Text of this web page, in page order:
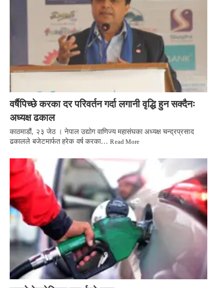
वर्षैपिच्छे करका दर परिवर्तन गर्दा लगानी वृद्धि हुन सक्दैनः
अध्यक्ष ढकाल
काठमाडौं, २३ जेठ । नेपाल उद्योग वाणिज्य महासंघका अध्यक्ष चन्द्रप्रसाद
ढकालले बजेटमार्फत हरेक वर्ष करका…Read More